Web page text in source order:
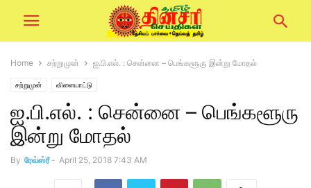
Home சற்றுமுன் ஐ.பி.எல். : சென்னை – பெங்களூரு இன்று மோதல்
சற்றுமுன் விளையாட்டு
ஐ.பி.எல். : சென்னை – பெங்களூரு
இன்று மோதல்
By ரேவ்ஸ்ரீ - April 25, 2018 7:43 AM